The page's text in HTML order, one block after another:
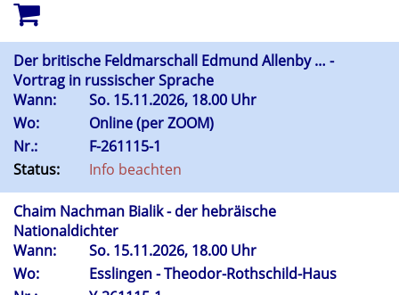
Der britische Feldmarschall Edmund Allenby … -
Vortrag in russischer Sprache
Wann:
So. 15.11.2026, 18.00 Uhr
Wo:
Online (per ZOOM)
Nr.:
F-261115-1
Status:
Info beachten
Chaim Nachman Bialik - der hebräische
Nationaldichter
Wann:
So. 15.11.2026, 18.00 Uhr
Wo:
Esslingen - Theodor-Rothschild-Haus